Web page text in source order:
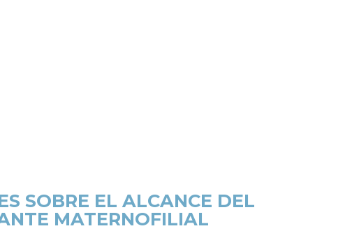
SOBRE EL ALCANCE DEL
MATERNOFILIAL